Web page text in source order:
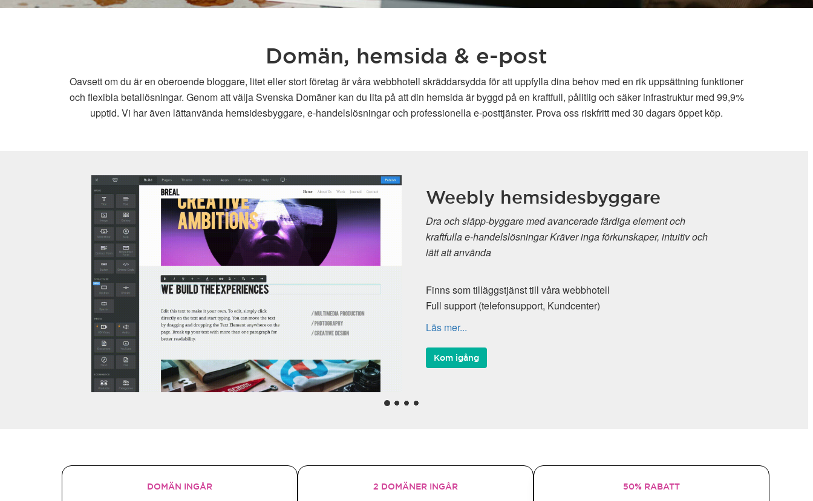
Domän, hemsida & e-post
Oavsett om du är en oberoende bloggare, litet eller stort företag är våra webbhotell skräddarsydda för att uppfylla dina behov med en rik uppsättning funktioner
och flexibla betallösningar. Genom att välja Svenska Domäner kan du lita på att din hemsida är byggd på en kraftfull, pålitlig och säker infrastruktur med 99,9%
upptid. Vi har även lättanvända hemsidesbyggare, e-handelslösningar och professionella e-posttjänster. Prova oss riskfritt med 30 dagars öppet köp.
Weebly hemsidesbyggare
Dra och släpp-byggare med avancerade färdiga element och
kraftfulla e-handelslösningar Kräver inga förkunskaper, intuitiv och
lätt att använda
Finns som tilläggstjänst till våra webbhotell
Full support (telefonsupport, Kundcenter)
Läs mer...
Kom igång
DOMÄN INGÅR 2 DOMÄNER INGÅR 50% RABATT